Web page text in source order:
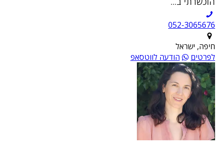
052-3065676
חיפה, ישראל
לפרטים
הודעה לווטסאפ